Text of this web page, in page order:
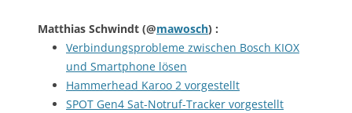
Matthias Schwindt (@mawosch) :
Verbindungsprobleme zwischen Bosch KIOX
und Smartphone lösen
Hammerhead Karoo 2 vorgestellt
SPOT Gen4 Sat-Notruf-Tracker vorgestellt